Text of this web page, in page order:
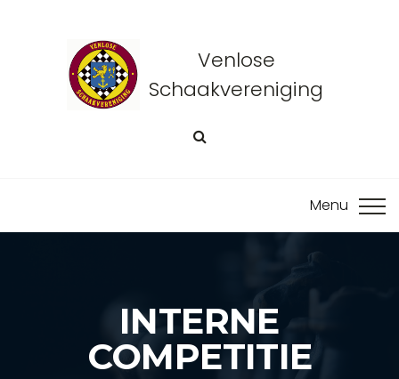
Venlose
Schaakvereniging
INTERNE
COMPETITIE